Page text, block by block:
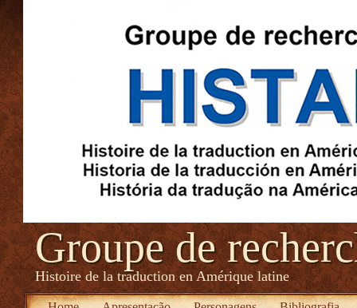
Groupe de
Histoire de la traduction en Amérique latine